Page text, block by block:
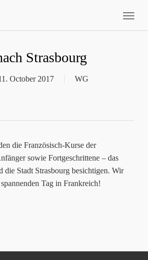
Strasbourg
October 2017 WG
die Französisch-Kurse der
sowie Fortgeschrittene – das
die Stadt Strasbourg besichtigen. Wir
Tag in Frankreich!